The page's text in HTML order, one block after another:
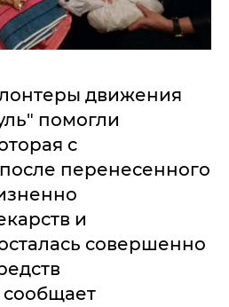
движения
помогли
с
перенесенного
и
совершенно
сообщает